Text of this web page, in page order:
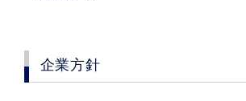
企業方針